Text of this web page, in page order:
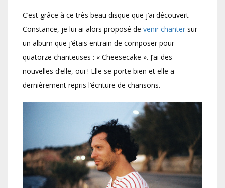
C’est grâce à ce très beau disque que j’ai découvert
Constance, je lui ai alors proposé de venir chanter sur
un album que j’étais entrain de composer pour
quatorze chanteuses : « Cheesecake ». J’ai des
nouvelles d’elle, oui ! Elle se porte bien et elle a
dernièrement repris l’écriture de chansons.